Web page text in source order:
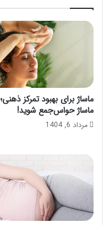
ماساژ برای بهبود تمرکز
ماساژ حواس‌جمع شوید!
مرداد 6, 1404